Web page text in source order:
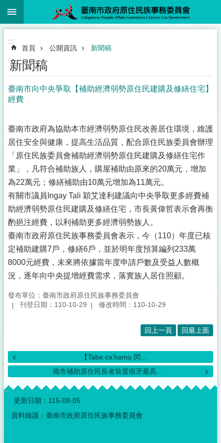
跳到主要內容區塊
:::
首頁 公開資訊 新聞稿
新聞稿
臺南市向中央爭取【補助經濟弱勢原住民建購及修繕住宅】
經費
臺南市政府為協助本市經濟弱勢原住民改善居住環境，維護
居住安全與健康，提高生活品質，配合原住民族委員會辦理
「原住民族委員會補助經濟弱勢原住民建購及修繕住宅作
業」，凡符合補助族人，購屋補助由原來的20萬元，增加
為22萬元；修繕補助由10萬元增加為11萬元。
有關市議員Ingay Tali 穎艾達利建議向中央爭取更多經費補
助經濟弱勢原住民建購及修繕住宅，市長黃偉哲表示會再衡
酌挹注經費，以利補助更多經濟弱勢族人。
臺南市政府原住民族事務委員會表示，今（110）年度已核
定補助建購7戶，修繕6戶，並於明年度預算編列233萬
8000元經費，未來將依據當年度申請戶數及受益人數概
況，逐年向中央提增經費需求，落實族人居住照顧。
發布單位：臺南市政府原住民族事務委員會
刊登日期：110-10-29
修改時間：110-10-29
回上一頁 回最上面
【Tabe ca'hamu 閃...
南市補助原住民長者裝置假牙最高...
:::
更新日期： 115-08-05
資料維護：臺南市政府原住民族事務委員會